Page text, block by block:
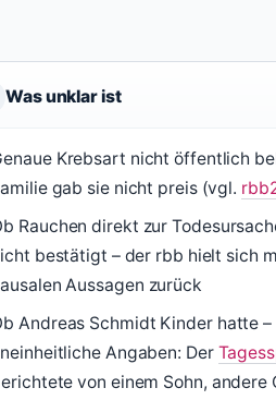
Was unklar ist
Krebsart nicht öffentlich
gab sie nicht preis (vgl.
Rauchen direkt zur
bestätigt – der rbb hielt sich
Aussagen zurück
Andreas Schmidt Kinder hatte –
Angaben: Der
von einem Sohn, andere